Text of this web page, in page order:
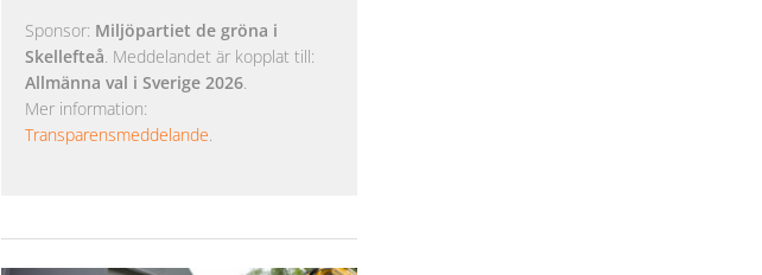
Sponsor: Miljöpartiet de gröna i
Skellefteå. Meddelandet är kopplat till:
Allmänna val i Sverige 2026.
Mer information:
Transparensmeddelande.